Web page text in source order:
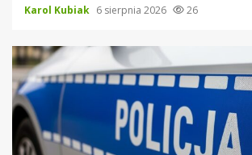
Karol Kubiak 6 sierpnia 2026 26